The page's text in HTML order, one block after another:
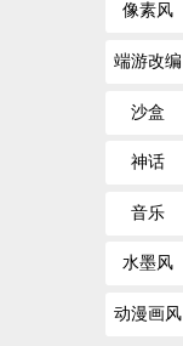
像素风
端游改编
沙盒
神话
音乐
水墨风
动漫画风